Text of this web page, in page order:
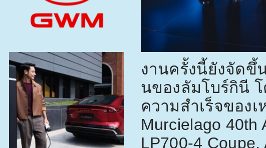
งานครั้งนี้ยังจัดขึ้
นของลัมโบร์กินี
ความสำเร็จของ
Murcielago 40th
LP700-4